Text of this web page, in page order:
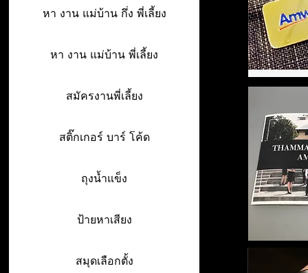
หา งาน แม่บ้าน กึ่ง พี่เลี้ยง
หา งาน แม่บ้าน พี่เลี้ยง
สมัครงานพี่เลี้ยง
สติ๊กเกอร์ บาร์ โค้ด
ถุงน้ำแข็ง
ป้ายหาเสียง
สมุดเลือกตั้ง